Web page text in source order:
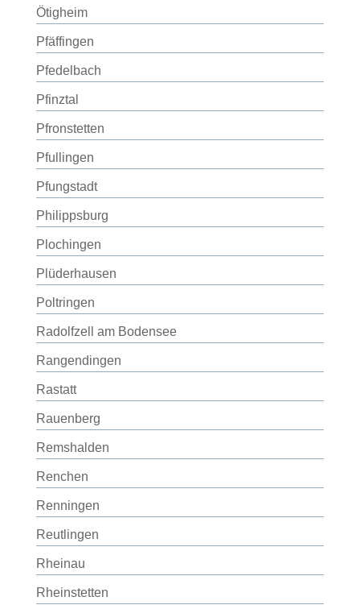
Ötigheim
Pfäffingen
Pfedelbach
Pfinztal
Pfronstetten
Pfullingen
Pfungstadt
Philippsburg
Plochingen
Plüderhausen
Poltringen
Radolfzell am Bodensee
Rangendingen
Rastatt
Rauenberg
Remshalden
Renchen
Renningen
Reutlingen
Rheinau
Rheinstetten